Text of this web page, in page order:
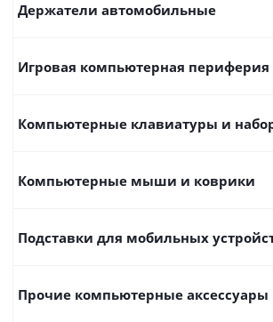
Держатели автомобильные
Игровая компьютерная периферия
Компьютерные клавиатуры и
Компьютерные мыши и коврики
Подставки для мобильных
Прочие компьютерные аксессуары